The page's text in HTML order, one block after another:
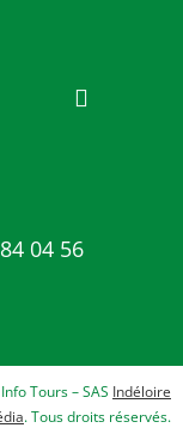
04 56
Tours – SAS Indéloire
. Tous droits réservés.